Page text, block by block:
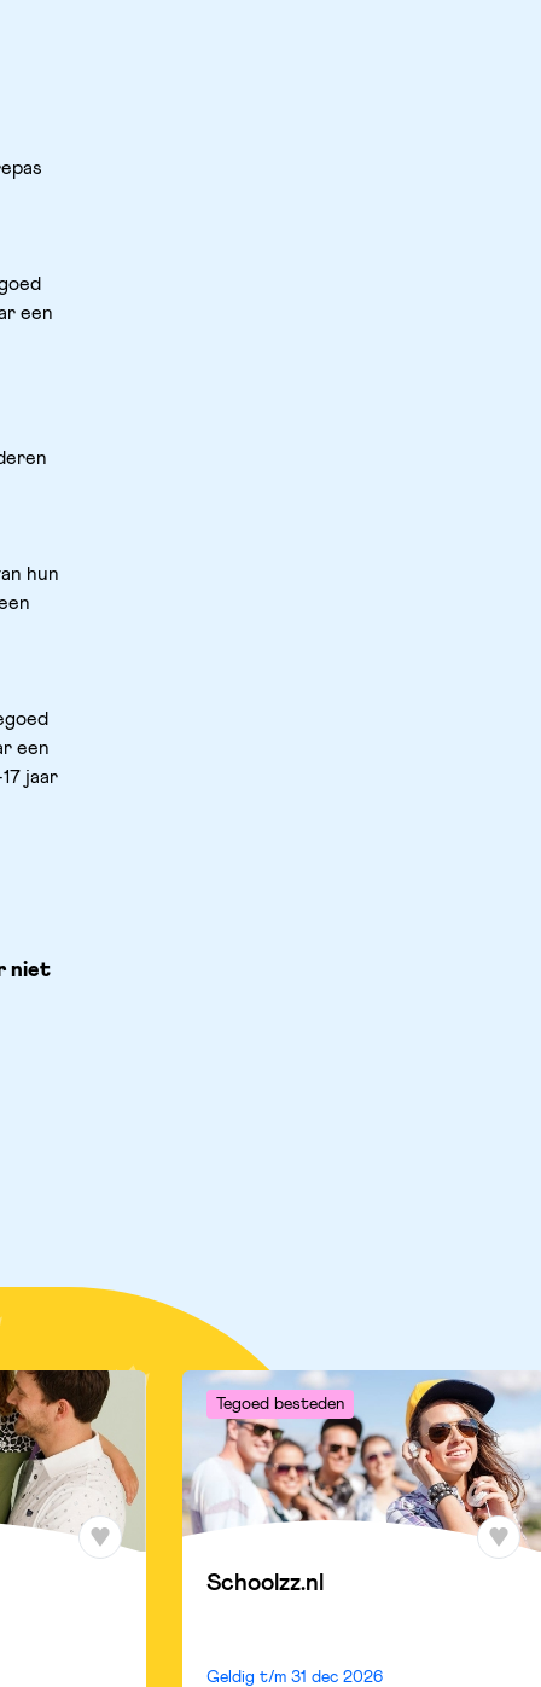
een
hun
een
jaar
niet
Tegoed besteden
Schoolzz.nl
Geldig t/m 31 dec 2026